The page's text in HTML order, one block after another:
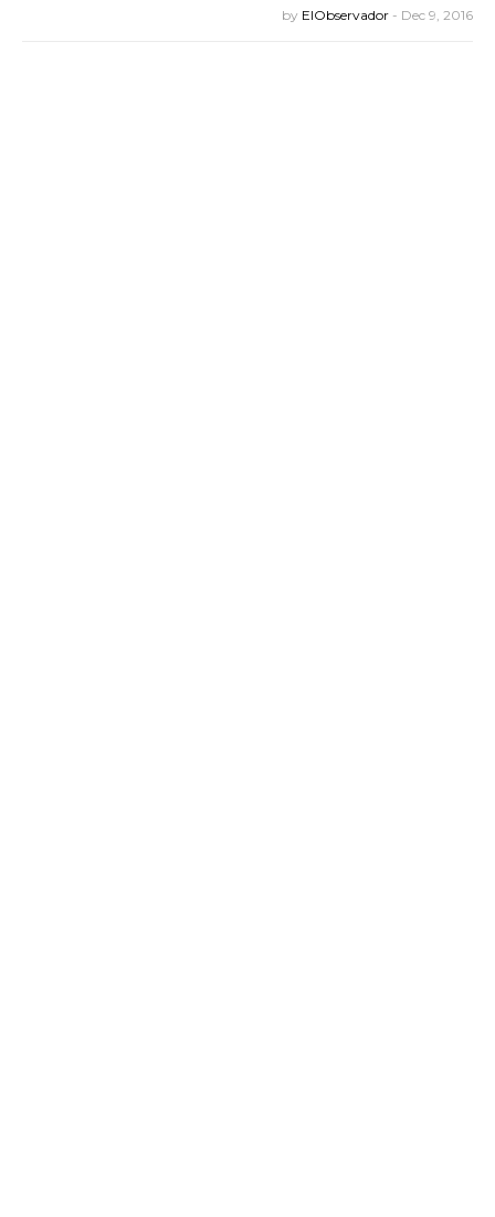
by ElObservador - Dec 9, 2016